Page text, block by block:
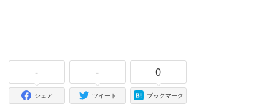
-
シェア
-
ツイート
0
ブックマーク